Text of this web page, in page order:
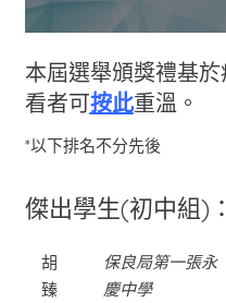
本屆選舉頒獎禮基
看者可按此重溫。
*以下排名不分先後
傑出學生(初中組)：
胡
臻
保良局第一張永
慶中學